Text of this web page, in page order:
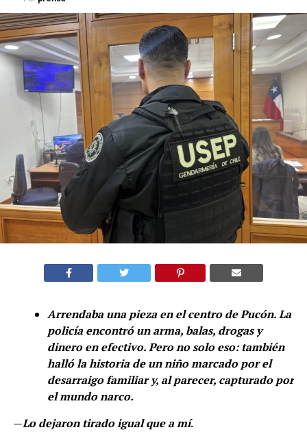
Arrendaba una pieza en el centro de Pucón. La
policía encontró un arma, balas, drogas y
dinero en efectivo. Pero no solo eso: también
halló la historia de un niño marcado por el
desarraigo familiar y, al parecer, capturado por
el mundo narco.
—Lo dejaron tirado igual que a mí.